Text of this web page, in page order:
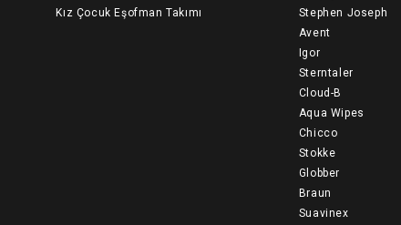
Kız Çocuk Eşofman Takımı
Stephen Joseph
Avent
Igor
Sterntaler
Cloud-B
Aqua Wipes
Chicco
Stokke
Globber
Braun
Suavinex